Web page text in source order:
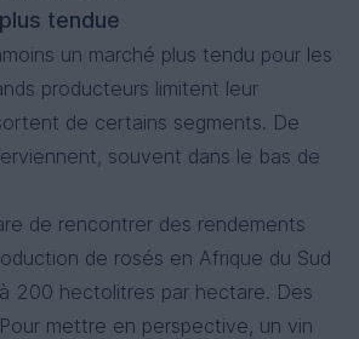
tendue
un marché plus tendu pour les
producteurs limitent leur
de certains segments. De
souvent dans le bas de
de rencontrer des rendements
de rosés en Afrique du Sud
200 hectolitres par hectare. Des
mettre en perspective, un vin